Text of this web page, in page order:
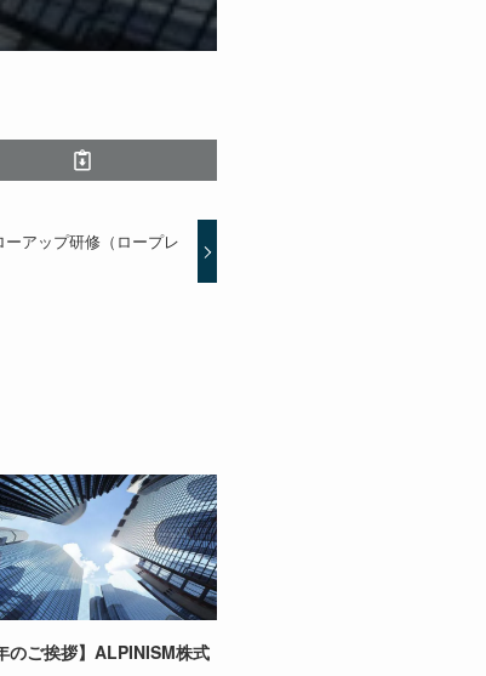
ーアップ研修（ロープレ
のご挨拶】ALPINISM株式